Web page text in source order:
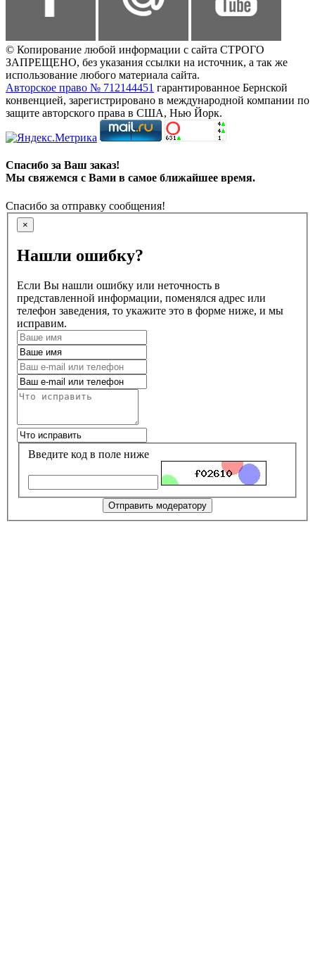
© Копирование любой информации с сайта СТРОГО
ЗАПРЕЩЕНО, без указания ссылки на источник, а так же
использование любого материала сайта.
Авторское право № 712144451 гарантированное Бернской
конвенцией, зарегистрировано в международной компании по
защите авторского права в США, Нью Йорк.
Спасибо за Ваш заказ!
Мы свяжемся с Вами в самое ближайшее время.
Спасибо за отправку сообщения!
×
Нашли ошибку?
Если Вы нашли ошибку или неточность в
представленной информации, поменялся адрес или
телефон заведения, то укажите это в форме ниже, и мы
исправим.
Введите код в поле ниже
Отправить модератору